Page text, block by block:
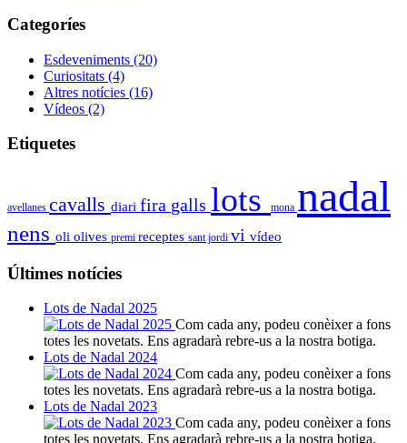
Categoríes
Esdeveniments (20)
Curiositats (4)
Altres notícies (16)
Vídeos (2)
Etiquetes
avellanes cavalls diari fira galls lots mona nadal
nens oli olives premi receptes sant jordi vi vídeo
Últimes notícies
Lots de Nadal 2025
Com cada any, podeu conèixer a fons
totes les novetats. Ens agradarà rebre-us a la nostra botiga.
Lots de Nadal 2024
Com cada any, podeu conèixer a fons
totes les novetats. Ens agradarà rebre-us a la nostra botiga.
Lots de Nadal 2023
Com cada any, podeu conèixer a fons
totes les novetats. Ens agradarà rebre-us a la nostra botiga.